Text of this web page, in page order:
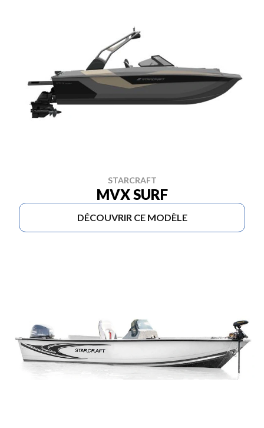
STARCRAFT
MVX SURF
DÉCOUVRIR CE MODÈLE